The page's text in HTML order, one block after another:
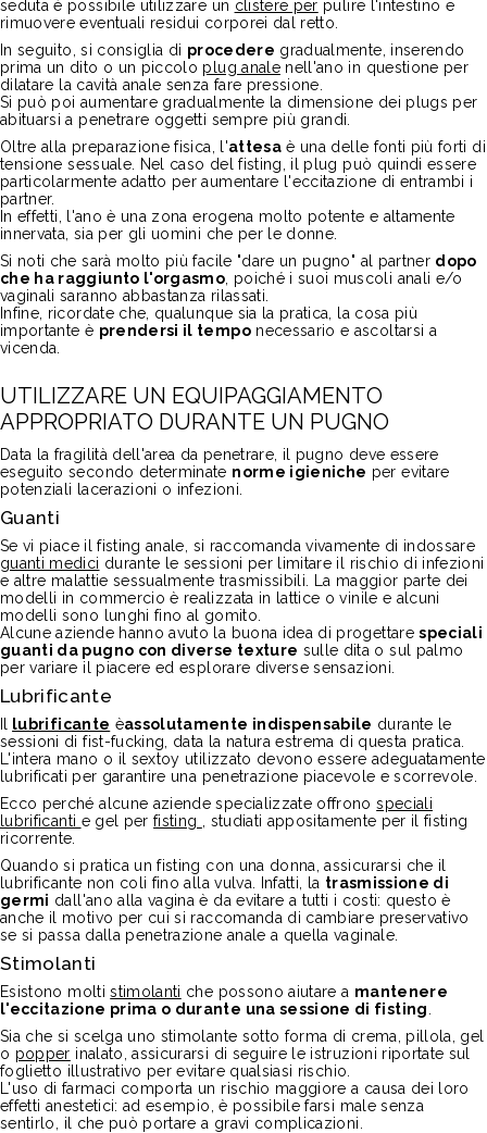
seduta è possibile utilizzare un clistere per pulire l'intestino e
rimuovere eventuali residui corporei dal retto.
In seguito, si consiglia di procedere gradualmente, inserendo
prima un dito o un piccolo plug analenell'ano in questione per
dilatare la cavità anale senza fare pressione.
Si può poi aumentare gradualmente la dimensione dei plugs per
abituarsi a penetrare oggetti sempre più grandi.
Oltre alla preparazione fisica, l'attesa è una delle fonti più forti di
tensione sessuale. Nel caso del fisting, il plug può quindi essere
particolarmente adatto per aumentare l'eccitazione di entrambi i
partner.
In effetti, l'ano è una zona erogena molto potente e altamente
innervata, sia per gli uomini che per le donne.
Si noti che sarà molto più facile "dare un pugno" al partner dopo
che ha raggiunto l'orgasmo , poiché i suoi muscoli anali e/o
vaginali saranno abbastanza rilassati.
Infine, ricordate che, qualunque sia la pratica, la cosa più
importante è prendersi il temponecessario e ascoltarsi a
vicenda.
UTILIZZARE UN EQUIPAGGIAMENTO
APPROPRIATO DURANTE UN PUGNO
Data la fragilità dell'area da penetrare, il pugno deve essere
eseguito secondo determinate norme igieniche per evitare
potenziali lacerazioni o infezioni.
Guanti
Se vi piace il fisting anale, si raccomanda vivamente di indossare
guanti medici durante le sessioni per limitare il rischio di infezioni
e altre malattie sessualmente trasmissibili. La maggior parte dei
modelli in commercio è realizzata in lattice o vinile e alcuni
modelli sono lunghi fino al gomito.
Alcune aziende hanno avuto la buona idea di progettarespeciali
guanti da pugno con diverse texture sulle dita o sul palmo
per variare il piacere ed esplorare diverse sensazioni.
Lubrificante
lubrificante èassolutamente indispensabile durante le
sessioni di fist-fucking, data la natura estrema di questa pratica.
L'intera mano o il sextoy utilizzato devono essere adeguatamente
lubrificati per garantire una penetrazione piacevole e scorrevole.
Ecco perché alcune aziende specializzate offronospeciali
lubrificanti e gel perfisting
, studiati appositamente per il fisting
ricorrente.
Quando si pratica un fisting con una donna, assicurarsi che il
lubrificante non coli fino alla vulva. Infatti, la trasmissione di
germi dall'ano alla vagina è da evitare a tutti i costi: questo è
anche il motivo per cui si raccomanda di cambiare preservativo
se si passa dalla penetrazione anale a quella vaginale.
Stimolanti
Esistono moltistimolanti che possono aiutare a mantenere
l'eccitazione prima o durante una sessione di fisting
Sia che si scelga uno stimolante sotto forma di crema, pillola, gel
o popper inalato, assicurarsi di seguire le istruzioni riportate sul
foglietto illustrativo per evitare qualsiasi rischio.
L'uso di farmaci comporta un rischio maggiore a causa dei loro
effetti anestetici: ad esempio, è possibile farsi male senza
sentirlo, il che può portare a gravi complicazioni.